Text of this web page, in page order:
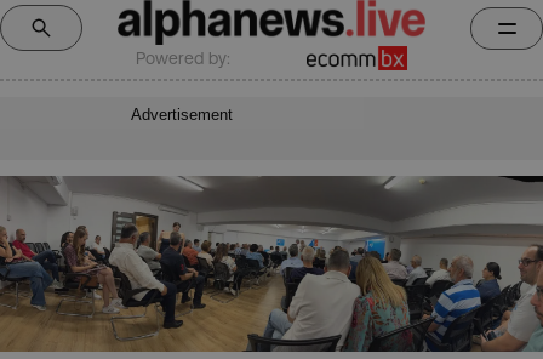
Powered by:
Advertisement